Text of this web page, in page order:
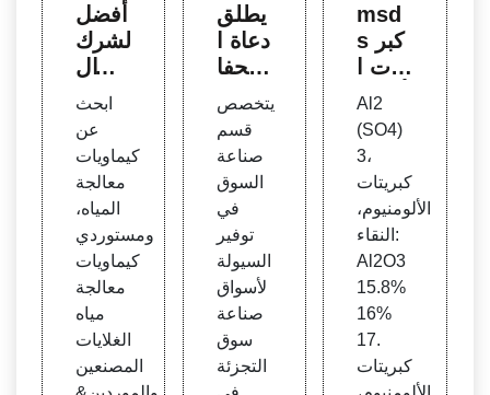
أفضل
الشرك
ات ال
مصنع
ة للمو
اد الكي
ميائية
لمعال
جة ال
مياه و
المور
دين
ابحث
عن
كيماويات
معالجة
المياه،
ومستوردي
كيماويات
معالجة
مياه
الغلايات
المصنعين
يطلق
دعاة ا
لحفا
ى الب
يئة تم
اسيح
مهددة
بالانقر
اض
يتخصص
قسم
صناعة
السوق
في
توفير
السيولة
لأسواق
صناعة
سوق
التجزئة
msd
s كبر
يتات ا
لألومن
يوم 1
5.8%
17%
رقائق
لمعال
جة ال
مياه
Al2
(SO4)
3،
كبريتات
الألومنيوم،
النقاء:
Al2O3
15.8%
16%
17.
كبريتات